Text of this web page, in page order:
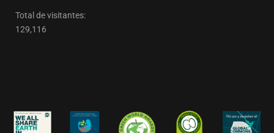
Total de visitantes:
129,116